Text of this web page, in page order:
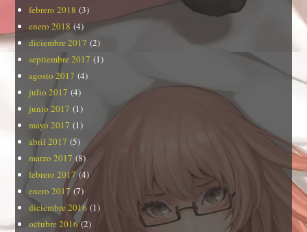
febrero 2018 (3)
enero 2018 (4)
diciembre 2017 (2)
septiembre 2017 (1)
agosto 2017 (4)
julio 2017 (4)
junio 2017 (1)
mayo 2017 (1)
abril 2017 (5)
marzo 2017 (8)
febrero 2017(4)
enero 2017(7)
diciembre 2016 (1)
octubre 2016(2)